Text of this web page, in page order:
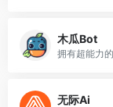
木瓜Bot
拥有超能力
无际Ai